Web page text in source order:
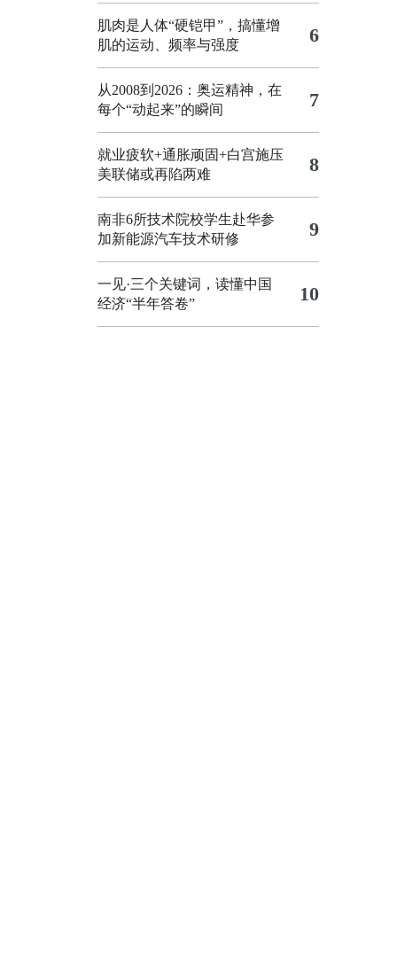
肌肉是人体“硬铠甲”，搞懂增
肌的运动、频率与强度
6
从2008到2026：奥运精神，在
每个“动起来”的瞬间
7
就业疲软+通胀顽固+白宫施压
美联储或再陷两难
8
南非6所技术院校学生赴华参
加新能源汽车技术研修
9
一见·三个关键词，读懂中国
经济“半年答卷”
10